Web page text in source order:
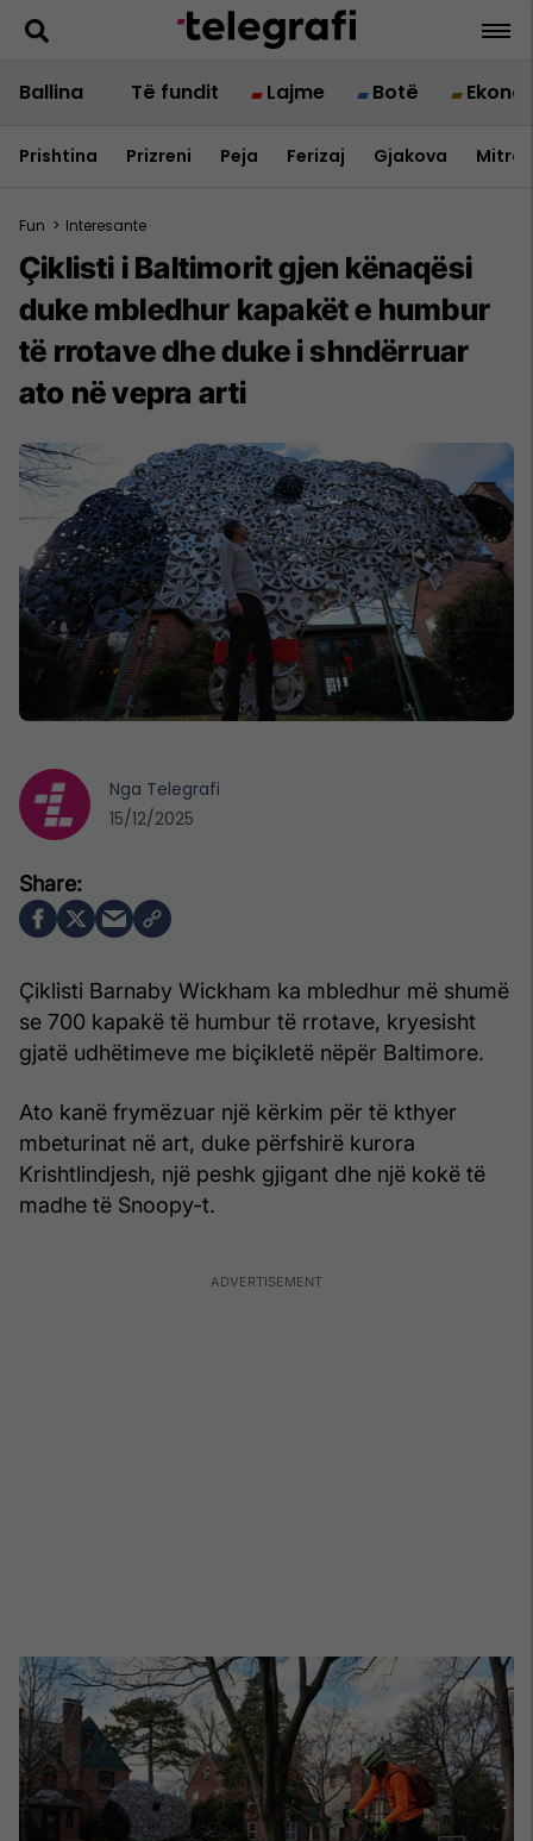
Ballina Të fundit Lajme Botë
Prishtina Prizreni Peja Ferizaj Gjakova
Fun > Interesante
Çiklisti i Baltimorit gjen kënaqësi
duke mbledhur kapakët e humbur
të rrotave dhe duke i shndërruar
ato në vepra arti
Çiklisti Barnaby Wickham ka mbledhur më shumë
se 700 kapakë të humbur të rrotave, kryesisht
gjatë udhëtimeve me biçikletë nëpër Baltimore.
Ato kanë frymëzuar një kërkim për të kthyer
mbeturinat në art, duke përfshirë kurora
Krishtlindjesh, një peshk gjigant dhe një kokë të
madhe të Snoopy-t.
Nga Telegrafi
15/12/2025